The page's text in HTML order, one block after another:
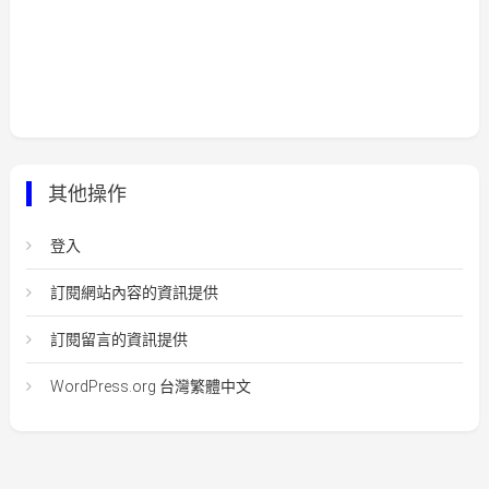
其他操作
登入
訂閱網站內容的資訊提供
訂閱留言的資訊提供
WordPress.org 台灣繁體中文